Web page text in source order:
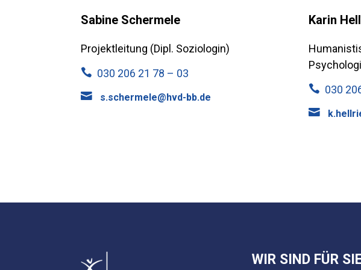
Sabine Schermele
Projektleitung (Dipl. Soziologin)
 030 206 21 78 – 03
 s.schermele@hvd-bb.de
Karin
 030

WIR SIND FÜR